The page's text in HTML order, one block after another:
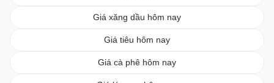
Giá xăng dầu hôm nay
Giá tiêu hôm nay
Giá cà phê hôm nay